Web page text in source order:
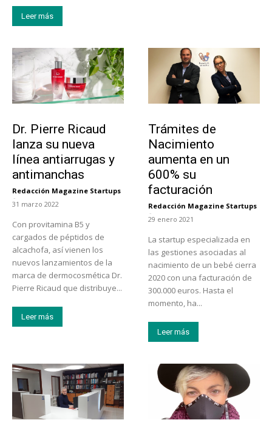
Leer más
Dr. Pierre Ricaud
lanza su nueva
línea antiarrugas y
antimanchas
Redacción Magazine Startups
-
31 marzo 2022
Con provitamina B5 y
cargados de péptidos de
alcachofa, así vienen los
nuevos lanzamientos de la
marca de dermocosmética Dr.
Pierre Ricaud que distribuye...
Leer más
Trámites de
Nacimiento
aumenta en un
600% su
facturación
Redacción Magazine Startups
-
29 enero 2021
La startup especializada en
las gestiones asociadas al
nacimiento de un bebé cierra
2020 con una facturación de
300.000 euros. Hasta el
momento, ha...
Leer más